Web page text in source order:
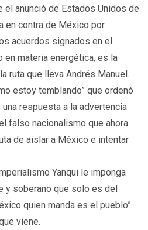
el anunció de Estados Unidos de
en contra de México por
acuerdos signados en el
en materia energética, es la
ruta que lleva Andrés Manuel.
estoy temblando” que ordenó
una respuesta a la advertencia
falso nacionalismo que ahora
de aislar a México e intentar
Yanqui le imponga
y soberano que solo es del
quien manda es el pueblo”
viene.